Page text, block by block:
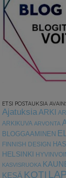
ETSI POSTAUKSIA
AjatuksiaARKI
ARKIKUVA ARVONTA
BLOGGAAMINEN
FINNISH DESIGN
HELSINKI
KASVISRUOKA
KESÄ KOTI